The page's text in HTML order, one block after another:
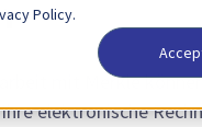
Policy.
mit Merkle können
elektronische